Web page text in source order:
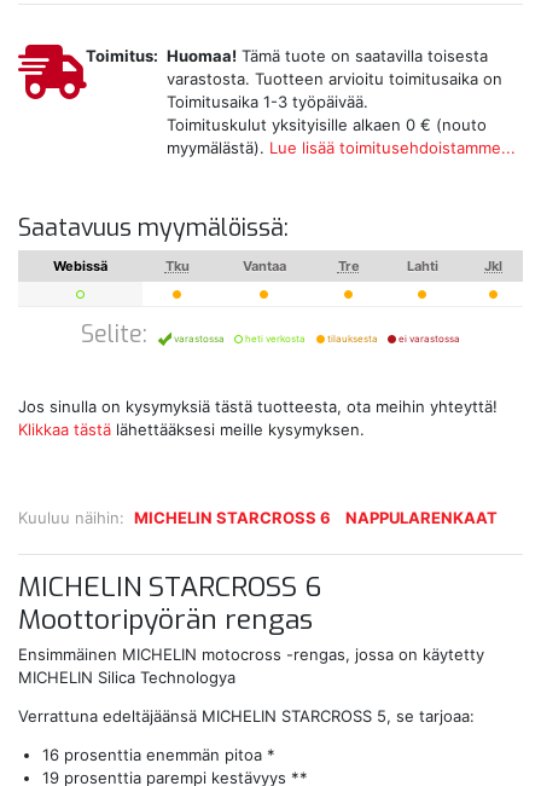
Kuuluu näihin: MICHELIN STARCROSS 6 NAPPULARENKAAT
Toimitus: Huomaa! Tämä tuote on saatavilla toisesta
varastosta. Tuotteen arvioitu toimitusaika on
Toimitusaika 1-3 työpäivää.
Toimituskulut yksityisille alkaen 0 € (nouto
myymälästä). Lue lisää toimitusehdoistamme...
Saatavuus myymälöissä:
Webissä Tku Vantaa Tre Lahti Jkl
Selite: varastossa heti verkosta tilauksesta ei varastossa
Jos sinulla on kysymyksiä tästä tuotteesta, ota meihin yhteyttä!
Klikkaa tästä lähettääksesi meille kysymyksen.
MICHELIN STARCROSS 6
Moottoripyörän rengas
Ensimmäinen MICHELIN motocross -rengas, jossa on käytetty
MICHELIN Silica Technologya
Verrattuna edeltäjäänsä MICHELIN STARCROSS 5, se tarjoaa:
16 prosenttia enemmän pitoa *
19 prosenttia parempi kestävyys **